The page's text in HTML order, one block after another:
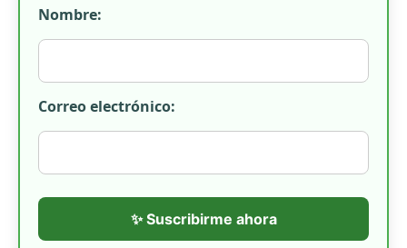
Nombre:
Correo electrónico:
✨ Suscribirme ahora